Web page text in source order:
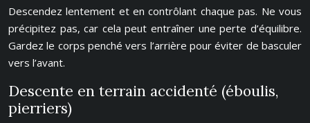
Descendez lentement et en contrôlant chaque pas. Ne vous
précipitez pas, car cela peut entraîner une perte d’équilibre.
Gardez le corps penché vers l’arrière pour éviter de basculer
vers l’avant.
Descente en terrain accidenté (éboulis,
pierriers)